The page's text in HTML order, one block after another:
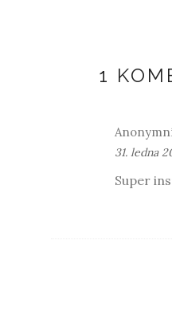
1
31. ledna
Super